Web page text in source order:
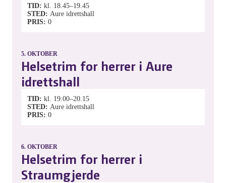
TID kl. 18.45–19.45
STED Aure idrettshall
PRIS 0
5. OKTOBER
Helsetrim for herrer i Aure
idrettshall
TID kl. 19.00–20.15
STED Aure idrettshall
PRIS 0
6. OKTOBER
Helsetrim for herrer i
Straumgjerde